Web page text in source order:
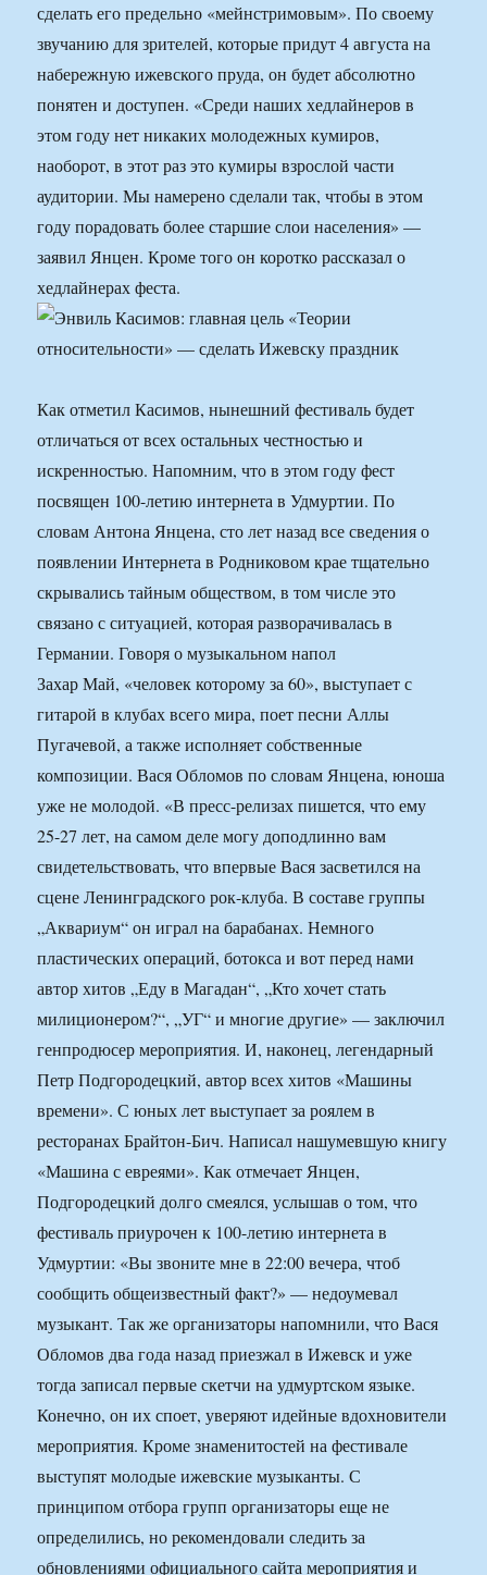
сделать его предельно «мейнстримовым». По своему
звучанию для зрителей, которые придут 4 августа на
набережную ижевского пруда, он будет абсолютно
понятен и доступен. «Среди наших хедлайнеров в
этом году нет никаких молодежных кумиров,
наоборот, в этот раз это кумиры взрослой части
аудитории. Мы намерено сделали так, чтобы в этом
году порадовать более старшие слои населения» —
заявил Янцен. Кроме того он коротко рассказал о
хедлайнерах феста.
Как отметил Касимов, нынешний фестиваль будет
отличаться от всех остальных честностью и
искренностью. Напомним, что в этом году фест
посвящен 100-летию интернета в Удмуртии. По
словам Антона Янцена, сто лет назад все сведения о
появлении Интернета в Родниковом крае тщательно
скрывались тайным обществом, в том числе это
связано с ситуацией, которая разворачивалась в
Германии. Говоря о музыкальном напол
Захар Май, «человек которому за 60», выступает с
гитарой в клубах всего мира, поет песни Аллы
Пугачевой, а также исполняет собственные
композиции. Вася Обломов по словам Янцена, юноша
уже не молодой. «В пресс-релизах пишется, что ему
25-27 лет, на самом деле могу доподлинно вам
свидетельствовать, что впервые Вася засветился на
сцене Ленинградского рок-клуба. В составе группы
„Аквариум“ он играл на барабанах. Немного
пластических операций, ботокса и вот перед нами
автор хитов „Еду в Магадан“, „Кто хочет стать
милиционером?“, „УГ“ и многие другие» — заключил
генпродюсер мероприятия. И, наконец, легендарный
Петр Подгородецкий, автор всех хитов «Машины
времени». С юных лет выступает за роялем в
ресторанах Брайтон-Бич. Написал нашумевшую книгу
«Машина с евреями». Как отмечает Янцен,
Подгородецкий долго смеялся, услышав о том, что
фестиваль приурочен к 100-летию интернета в
Удмуртии: «Вы звоните мне в 22:00 вечера, чтоб
сообщить общеизвестный факт?» — недоумевал
музыкант. Так же организаторы напомнили, что Вася
Обломов два года назад приезжал в Ижевск и уже
тогда записал первые скетчи на удмуртском языке.
Конечно, он их споет, уверяют идейные вдохновители
мероприятия. Кроме знаменитостей на фестивале
выступят молодые ижевские музыканты. С
принципом отбора групп организаторы еще не
определились, но рекомендовали следить за
обновлениями официального сайта мероприятия и